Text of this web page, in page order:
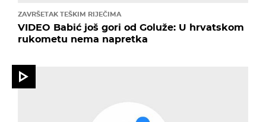
ZAVRŠETAK TEŠKIM RIJEČIMA
VIDEO Babić još gori od Goluže: U hrvatskom
rukometu nema napretka